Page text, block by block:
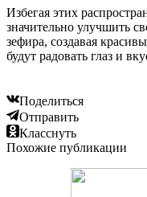
Избегая этих
значительно улучшить
зефира, создавая
будут радовать глаз и
Поделиться
Отправить
Класснуть
Похожие публикации